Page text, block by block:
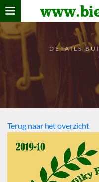
Home
verzamelen
De bierkaart
Bezoekers
DETAILS
Terug naar het overzicht